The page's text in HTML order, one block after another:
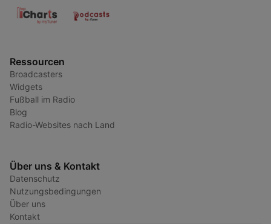
Ressourcen
Broadcasters
Widgets
Fußball im Radio
Blog
Radio-Websites nach Land
Über uns & Kontakt
Datenschutz
Nutzungsbedingungen
Über uns
Kontakt